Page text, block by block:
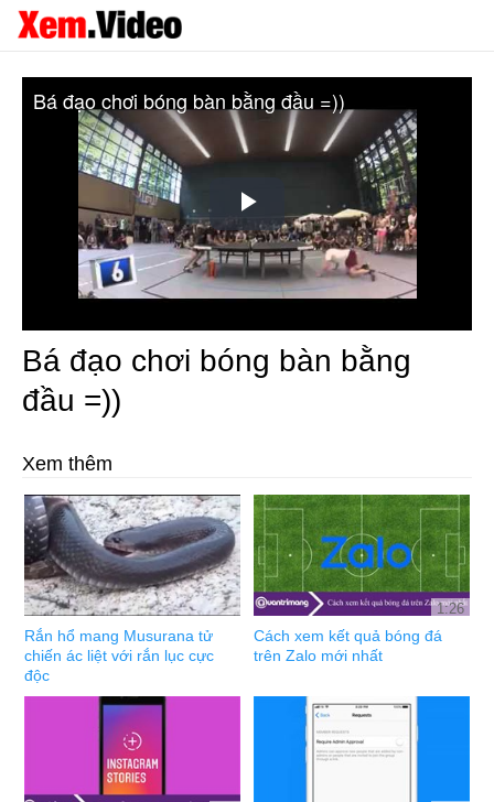
Play
Video
Bá đạo chơi bóng bàn bằng đầu =))
Bá đạo chơi bóng bàn bằng
đầu =))
Xem thêm
Rắn hổ mang Musurana tử
chiến ác liệt với rắn lục cực
độc
1:26
Cách xem kết quả bóng đá
trên Zalo mới nhất